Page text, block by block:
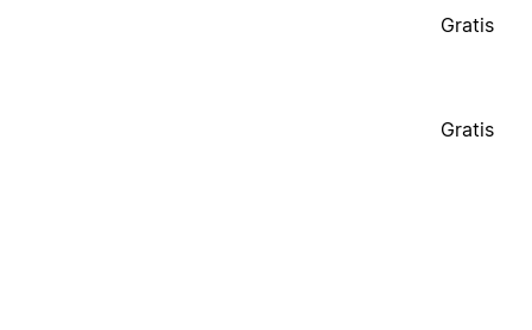
Gratis
Gratis